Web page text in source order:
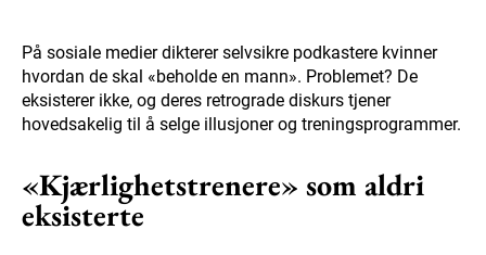
På sosiale medier dikterer selvsikre podkastere kvinner
hvordan de skal «beholde en mann». Problemet? De
eksisterer ikke, og deres retrograde diskurs tjener
hovedsakelig til å selge illusjoner og treningsprogrammer.
«Kjærlighetstrenere» som aldri
eksisterte